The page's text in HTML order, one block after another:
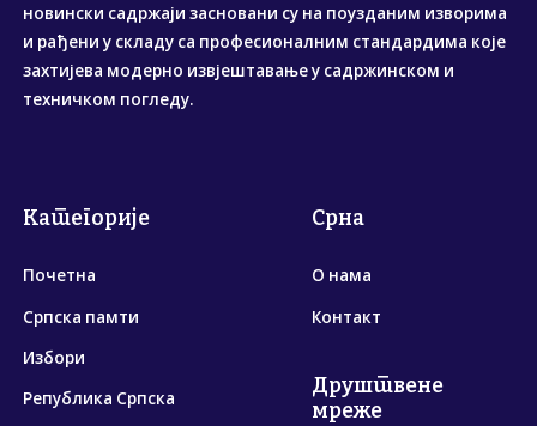
новински садржаји засновани су на поузданим изворима
и рађени у складу са професионалним стандардима које
захтијева модерно извјештавање у садржинском и
техничком погледу.
Категорије
Почетна
Српска памти
Избори
Република Српска
Срна
О нама
Контакт
Друштвене
мреже